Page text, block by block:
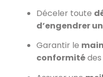
Déceler toute
d’engendrer
Garantir le
conformité